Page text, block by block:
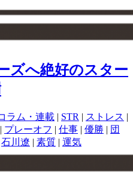
ズへ絶好のスター
ラム・連載 | STR | ストレス |
| プレーオフ | 仕事 | 優勝 | 団
石川遼 | 素質 | 運気